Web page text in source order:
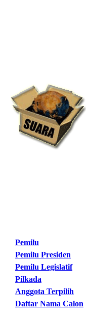
Pemilu
Pemilu Presiden
Pemilu Legislatif
Pilkada
Anggota Terpilih
Daftar Nama Calon